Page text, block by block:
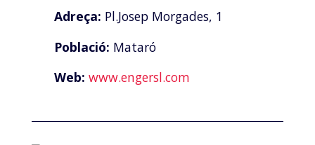
Adreça: Pl.Josep Morgades, 1
Població: Mataró
Web: www.engersl.com